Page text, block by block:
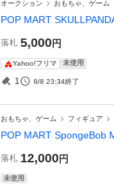
オークション おもちゃ、ゲーム
POP MART
落札 5,000円
Yahoo!フリマ 未使用
1 8/8 23:34終了
おもちゃ、ゲーム フィギュア
POP MART SpongeBob
落札 12,000円
未使用